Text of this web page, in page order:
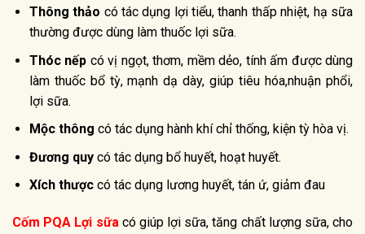
Thông thảo có tác dụng lợi tiểu, thanh thấp nhiệt, hạ sữa
thường được dùng làm thuốc lợi sữa.
Thóc nếp có vị ngọt, thơm, mềm dẻo, tính ấm được dùng
làm thuốc bổ tỳ, mạnh dạ dày, giúp tiêu hóa,nhuận phổi,
lợi sữa.
Mộc thông có tác dụng hành khí chỉ thống, kiện tỳ hòa vị.
Đương quycó tác dụng bổ huyết, hoạt huyết.
Xích thượccó tác dụng lương huyết, tán ứ, giảm đau
Cốm PQA Lợi sữacó giúp lợi sữa, tăng chất lượng sữa, cho